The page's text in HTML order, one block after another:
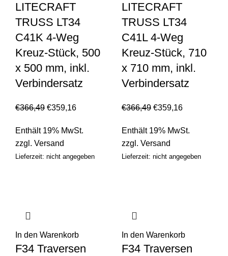
LITECRAFT
TRUSS LT34
C41K 4-Weg
Kreuz-Stück, 500
x 500 mm, inkl.
Verbindersatz
€366,49 €359,16
Enthält 19% MwSt.
zzgl. Versand
Lieferzeit: nicht angegeben
LITECRAFT
TRUSS LT34
C41L 4-Weg
Kreuz-Stück, 710
x 710 mm, inkl.
Verbindersatz
€366,49 €359,16
Enthält 19% MwSt.
zzgl. Versand
Lieferzeit: nicht angegeben
In den Warenkorb
F34 Traversen
In den Warenkorb
F34 Traversen